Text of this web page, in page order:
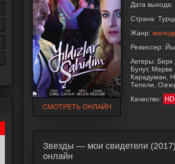
СМОТРЕТЬ ОНЛАЙН
Дата выхода:
Страна:
Жанр:
Режиссер:
Актеры: Берк
Булут,
Карадуман,
Тепели,
Качество:
Звезды — мои свидетели
онлайн